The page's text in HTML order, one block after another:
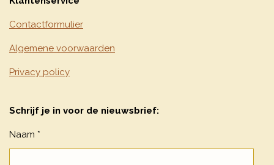
Contactformulier
Algemene voorwaarden
Privacy policy
Schrijf je in voor de nieuwsbrief:
Naam *